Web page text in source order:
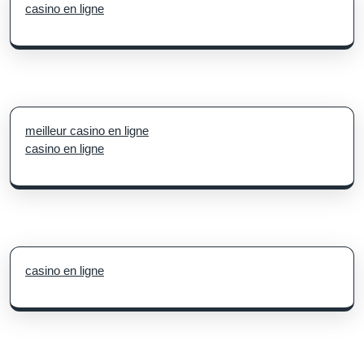
casino en ligne
meilleur casino en ligne
casino en ligne
casino en ligne